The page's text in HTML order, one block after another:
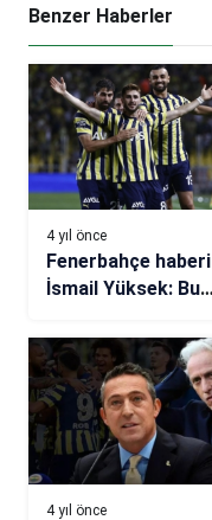
Benzer Haberler
4 yıl önce
Fenerbahçe haberi |
İsmail Yüksek: Bu
büyük bir gurur
4 yıl önce